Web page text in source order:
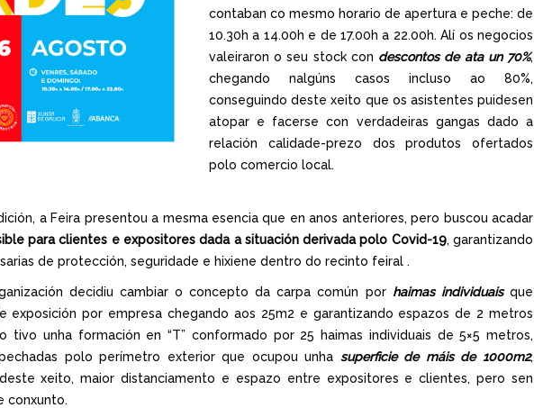
contaban co mesmo horario de apertura e peche: de
10.30h a 14.00h e de 17.00h a 22.00h. Alí os negocios
valeiraron o seu stock con descontos de ata un 70%,
chegando nalgúns casos incluso ao 80%,
conseguindo deste xeito que os asistentes puidesen
atopar e facerse con verdadeiras gangas dado a
relación calidade-prezo dos produtos ofertados
polo comercio local.
a Feira presentou a mesma esencia que en anos anteriores, pero buscou acadar
para clientes e expositores dada a situación derivada polo Covid-19, garantizando
de protección, seguridade e hixiene dentro do recinto feiral .
decidiu cambiar o concepto da carpa común por haimas individuais que
exposición por empresa chegando aos 25m2 e garantizando espazos de 2 metros
tivo unha formación en “T” conformado por 25 haimas individuais de 5×5 metros,
polo perímetro exterior que ocupou unha superficie de máis de 1000m2,
xeito, maior distanciamento e espazo entre expositores e clientes, pero sen
conxunto.